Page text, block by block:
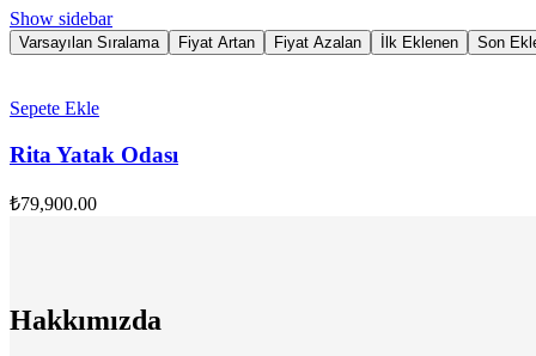
Show sidebar
Varsayılan Sıralama Fiyat Artan Fiyat Azalan İlk Eklenen Son
Sepete Ekle
Rita Yatak Odası
₺79,900.00
Hakkımızda